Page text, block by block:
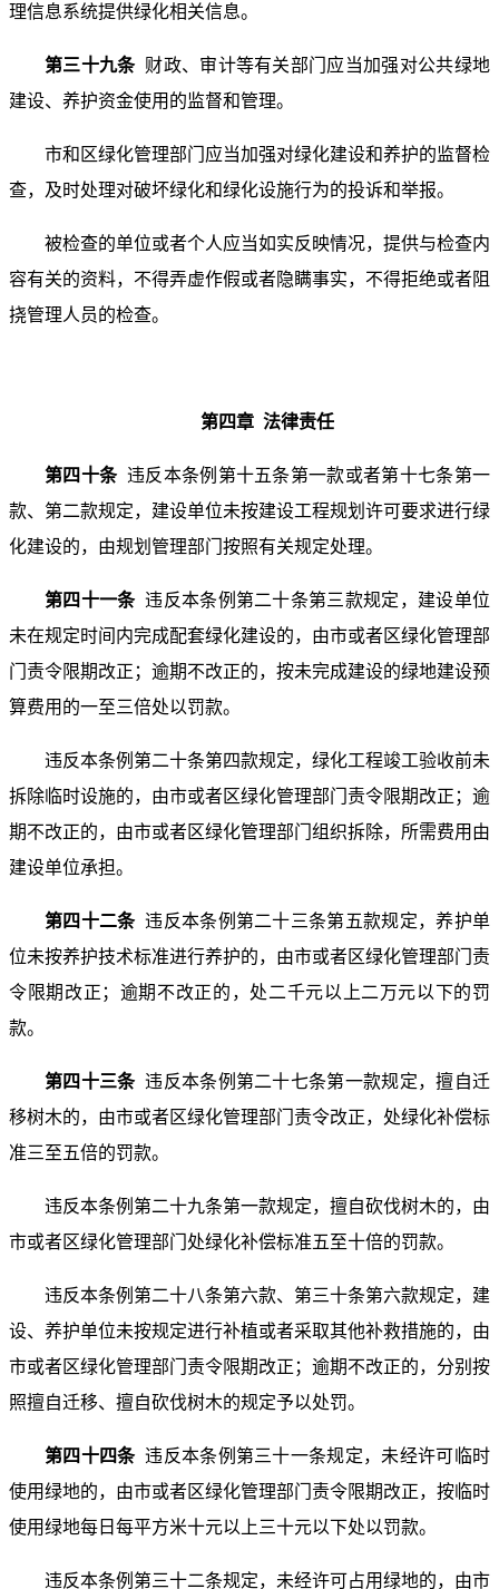
理信息系统提供绿化相关信息。
第三十九条 财政、审计等有关部门应当加强对公共绿地
建设、养护资金使用的监督和管理。
市和区绿化管理部门应当加强对绿化建设和养护的监督检
查，及时处理对破坏绿化和绿化设施行为的投诉和举报。
被检查的单位或者个人应当如实反映情况，提供与检查内
容有关的资料，不得弄虚作假或者隐瞒事实，不得拒绝或者阻
挠管理人员的检查。
第四章 法律责任
第四十条 违反本条例第十五条第一款或者第十七条第一
款、第二款规定，建设单位未按建设工程规划许可要求进行绿
化建设的，由规划管理部门按照有关规定处理。
第四十一条违反本条例第二十条第三款规定，建设单位
未在规定时间内完成配套绿化建设的，由市或者区绿化管理部
门责令限期改正；逾期不改正的，按未完成建设的绿地建设预
算费用的一至三倍处以罚款。
违反本条例第二十条第四款规定，绿化工程竣工验收前未
拆除临时设施的，由市或者区绿化管理部门责令限期改正；逾
期不改正的，由市或者区绿化管理部门组织拆除，所需费用由
建设单位承担。
第四十二条违反本条例第二十三条第五款规定，养护单
位未按养护技术标准进行养护的，由市或者区绿化管理部门责
令限期改正；逾期不改正的，处二千元以上二万元以下的罚
款。
第四十三条违反本条例第二十七条第一款规定，擅自迁
移树木的，由市或者区绿化管理部门责令改正，处绿化补偿标
准三至五倍的罚款。
违反本条例第二十九条第一款规定，擅自砍伐树木的，由
市或者区绿化管理部门处绿化补偿标准五至十倍的罚款。
违反本条例第二十八条第六款、第三十条第六款规定，建
设、养护单位未按规定进行补植或者采取其他补救措施的，由
市或者区绿化管理部门责令限期改正；逾期不改正的，分别按
照擅自迁移、擅自砍伐树木的规定予以处罚。
第四十四条违反本条例第三十一条规定，未经许可临时
使用绿地的，由市或者区绿化管理部门责令限期改正，按临时
使用绿地每日每平方米十元以上三十元以下处以罚款。
违反本条例第三十二条规定，未经许可占用绿地的，由市